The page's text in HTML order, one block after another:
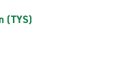
(TYS)